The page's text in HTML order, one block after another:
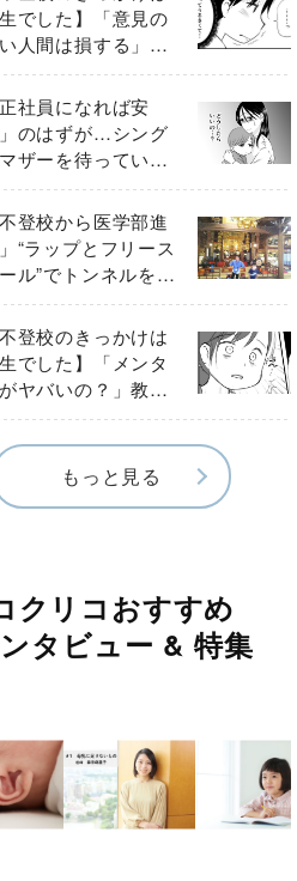
でした】「意見の
人間は損する」担
一言が苦しみに…
第１話》
正社員になれば安
のはずが…シング
ザーを待ってい
魔の２年間”【前編】
不登校から医学部進
“ラップとフリース
ル”でトンネルを脱
高校受験へ〔元野
少年の実話〕
不登校のきっかけは
でした】「メンタ
ヤバいの？」教室
まった悪ふざけ
第３話》
もっと見る
クリコおすすめ
タビュー & 特集